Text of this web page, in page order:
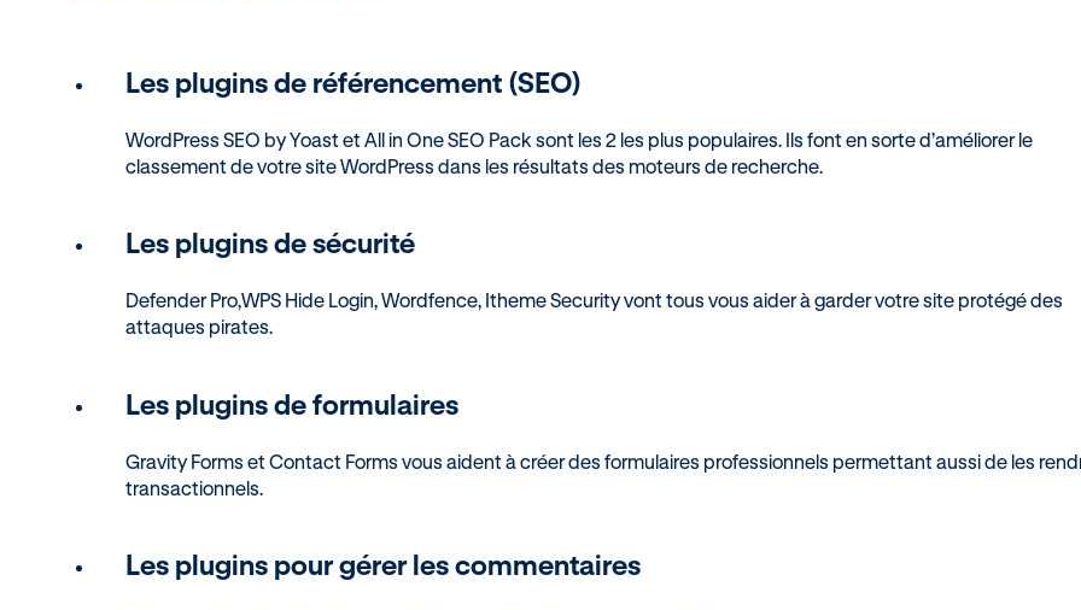
Les plugins de référencement (SEO)
WordPress SEO by Yoast et All in One SEO Pack sont les 2 les plus populaires. Ils font en sorte d’améliorer le
classement de votre site WordPress dans les résultats des moteurs de recherche.
Les plugins de sécurité
Defender Pro,WPS Hide Login, Wordfence, Itheme Security vont tous vous aider à garder votre site protégé des
attaques pirates.
Les plugins de formulaires
Gravity Forms et Contact Forms vous aident à créer des formulaires professionnels permettant aussi de les
transactionnels.
Les plugins pour gérer les commentaires